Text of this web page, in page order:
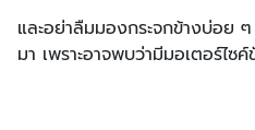
และอย่าลืมมองกระจกข้างบ่อย
มา เพราะอาจพบว่ามีมอเตอร์ไซ